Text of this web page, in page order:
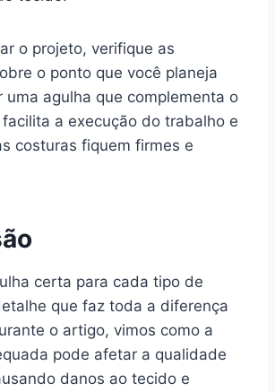
o projeto, verifique as
o ponto que você planeja
uma agulha que complementa o
a execução do trabalho e
costuras fiquem firmes e
certa para cada tipo de
que faz toda a diferença
o artigo, vimos como a
pode afetar a qualidade
danos ao tecido e